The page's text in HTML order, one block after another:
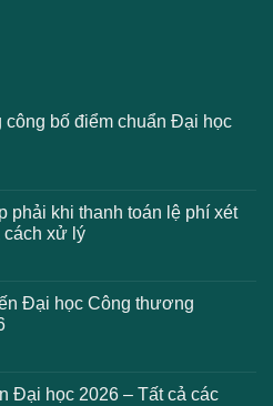
công bố điểm chuẩn Đại học
phải khi thanh toán lệ phí xét
cách xử lý
Đại học Công thương
Đại học 2026 – Tất cả các